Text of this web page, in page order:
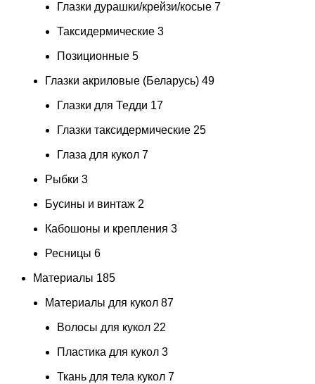
Глазки дурашки/крейзи/косые 7
Таксидермические 3
Позиционные 5
Глазки акриловые (Беларусь) 49
Глазки для Тедди 17
Глазки таксидермические 25
Глаза для кукол 7
Рыбки 3
Бусины и винтаж 2
Кабошоны и крепления 3
Ресницы 6
Материалы 185
Материалы для кукол 87
Волосы для кукол 22
Пластика для кукол 3
Ткань для тела кукол 7